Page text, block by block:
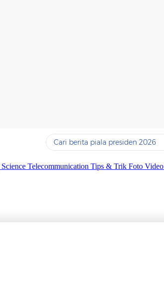
Yang sedang ramai dicari
Science Telecommunication Tips & Trik Foto Video